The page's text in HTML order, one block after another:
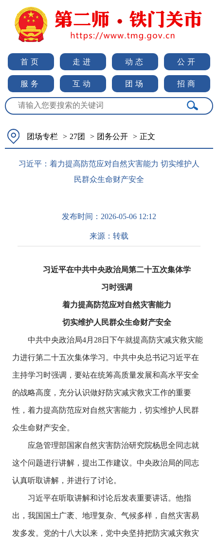
首页 走进 动态 公开
服务 互动 团场 招商
团场专栏 > 27团 > 团务公开 > 正文
习近平：着力提高防范应对自然灾害能力 切实维护人
民群众生命财产安全
发布时间： 2026-05-06 12:12
来源： 转载
习近平在中共中央政治局第二十五次集体学
习时强调
着力提高防范应对自然灾害能力
切实维护人民群众生命财产安全
中共中央政治局4月28日下午就提高防灾减灾救灾能
力进行第二十五次集体学习。中共中央总书记习近平在
主持学习时强调，要站在统筹高质量发展和高水平安全
的战略高度，充分认识做好防灾减灾救灾工作的重要
性，着力提高防范应对自然灾害能力，切实维护人民群
众生命财产安全。
应急管理部国家自然灾害防治研究院杨思全同志就
这个问题进行讲解，提出工作建议。中央政治局的同志
认真听取讲解，并进行了讨论。
习近平在听取讲解和讨论后发表重要讲话。他指
出，我国国土广袤、地理复杂、气候多样，自然灾害易
发多发。党的十八大以来，党中央坚持把防灾减灾救灾